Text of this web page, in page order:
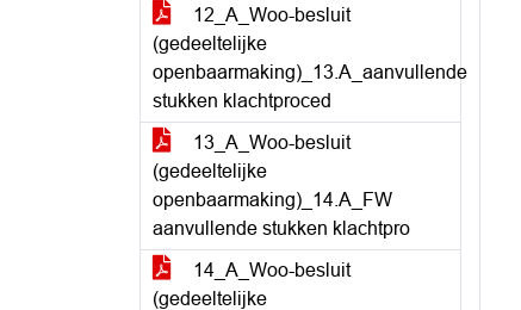
12_A_Woo-besluit
(gedeeltelijke
openbaarmaking)_13.A_aanvullende
stukken klachtproced
13_A_Woo-besluit
(gedeeltelijke
openbaarmaking)_14.A_FW
aanvullende stukken klachtpro
14_A_Woo-besluit
(gedeeltelijke